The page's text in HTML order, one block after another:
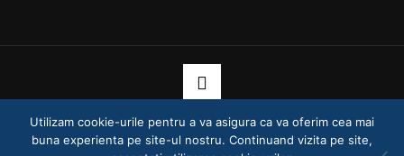
© 2020 Crystal Technologies - Toate drepturile rezervate
Protectia Datelor
Utilizam cookie-urile pentru a va asigura ca va oferim cea mai
buna experienta pe site-ul nostru. Continuand vizita pe site,